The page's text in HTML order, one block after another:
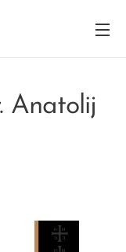
Anatolij